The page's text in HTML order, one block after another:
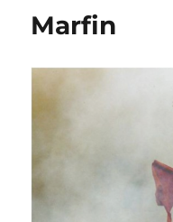
Marfin